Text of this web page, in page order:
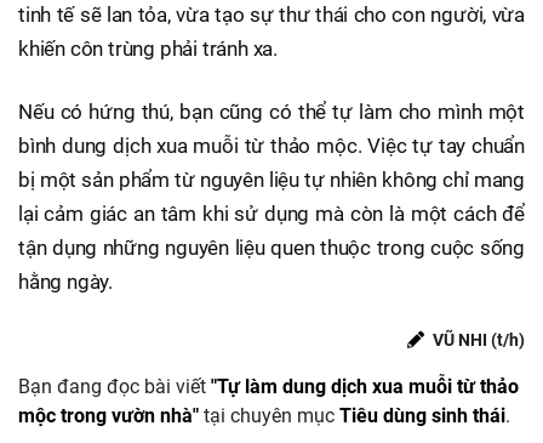
tinh tế sẽ lan tỏa, vừa tạo sự thư thái cho con người, vừa
khiến côn trùng phải tránh xa.
Nếu có hứng thú, bạn cũng có thể tự làm cho mình một
bình dung dịch xua muỗi từ thảo mộc. Việc tự tay chuẩn
bị một sản phẩm từ nguyên liệu tự nhiên không chỉ mang
lại cảm giác an tâm khi sử dụng mà còn là một cách để
tận dụng những nguyên liệu quen thuộc trong cuộc sống
hằng ngày.
VŨ NHI (t/h)
Bạn đang đọc bài viết "Tự làm dung dịch xua muỗi từ thảo
mộc trong vườn nhà" tại chuyên mục Tiêu dùng sinh thái.